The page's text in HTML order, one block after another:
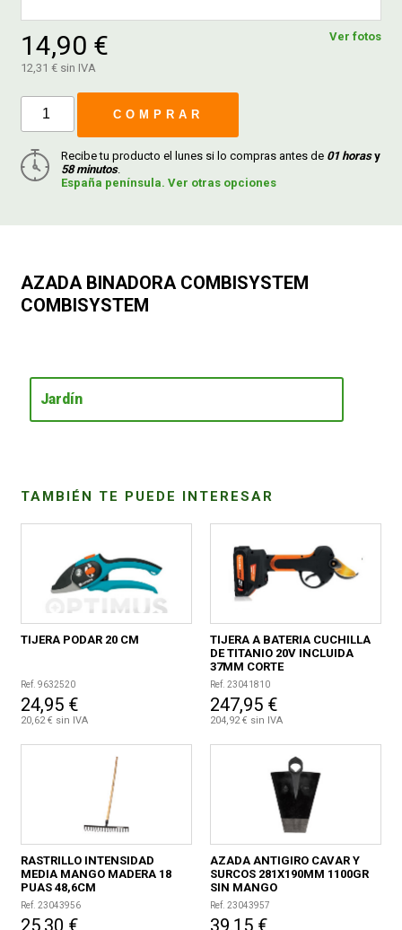
Ver fotos
14,90 €
12,31 € sin IVA
COMPRAR
Recibe tu producto el lunes si lo compras antes de 01 horasy
58 minutos.
España península. Ver otras opciones
AZADA BINADORA COMBISYSTEM
COMBISYSTEM
Jardín
TAMBIÉN TE PUEDE INTERESAR
TIJERA PODAR 20 CM
Ref. 9632520
24,95 €
20,62 € sin IVA
TIJERA A BATERIA CUCHILLA
DE TITANIO 20V INCLUIDA
37MM CORTE
Ref. 23041810
247,95 €
204,92 € sin IVA
RASTRILLO INTENSIDAD
MEDIA MANGO MADERA 18
PUAS 48,6CM
Ref. 23043956
25,30 €
AZADA ANTIGIRO CAVAR Y
SURCOS 281X190MM 1100GR
SIN MANGO
Ref. 23043957
39,15 €
FERROVICMAR
DESPIECE
CATÁLOGOS
DEVOLUCIONES
CONDICIONES